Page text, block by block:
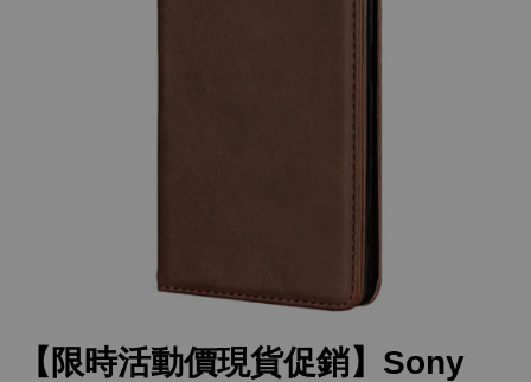
【限時活動價現貨促銷】Sony